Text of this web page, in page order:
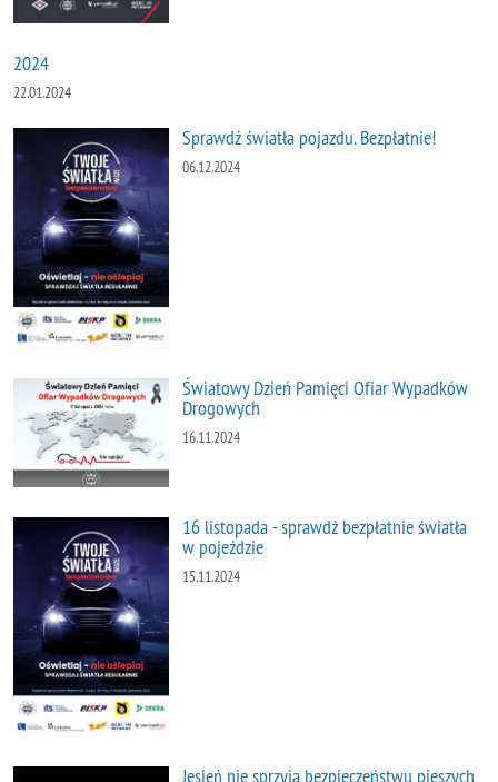
2024
22.01.2024
Sprawdź światła pojazdu. Bezpłatnie!
06.12.2024
Światowy Dzień Pamięci Ofiar Wypadków
Drogowych
16.11.2024
16 listopada - sprawdź bezpłatnie światła
w pojeździe
15.11.2024
Jesień nie sprzyja bezpieczeństwu pieszych